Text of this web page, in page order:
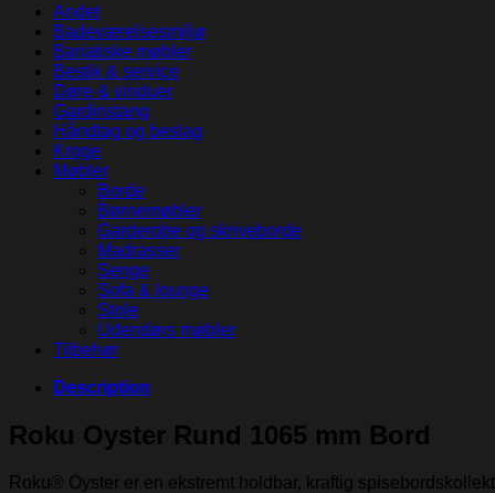
Andet
Badeværelsesmiljø
Bariatiske møbler
Bestik & service
Døre & vinduer
Gardinstang
Håndtag og beslag
Kroge
Møbler
Borde
Børnemøbler
Garderobe og skriveborde
Madrasser
Senge
Sofa & lounge
Stole
Udendørs møbler
Tilbehør
Description
Roku Oyster Rund 1065 mm Bord
Roku® Oyster er en ekstremt holdbar, kraftig